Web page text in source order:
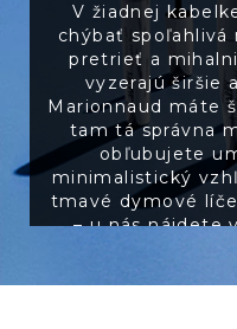
V žiadnej
chýbať spoľahlivá
pretrieť a
vyzerajú širšie
Marionnaud máte
tam tá správna
obľubujete
minimalistický
tmavé dymové
– u nás nájdete